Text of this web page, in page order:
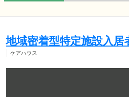
地域密着型特定施設入
ケアハウス